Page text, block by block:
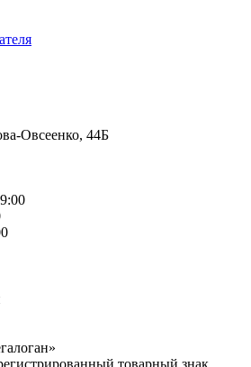
Овсеенко, 44Б